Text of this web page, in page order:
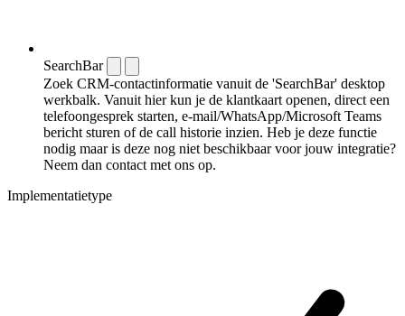
SearchBar
Zoek CRM-contactinformatie vanuit de 'SearchBar' desktop
werkbalk. Vanuit hier kun je de klantkaart openen, direct een
telefoongesprek starten, e-mail/WhatsApp/Microsoft Teams
bericht sturen of de call historie inzien. Heb je deze functie
nodig maar is deze nog niet beschikbaar voor jouw integratie?
Neem dan contact met ons op.
Implementatietype